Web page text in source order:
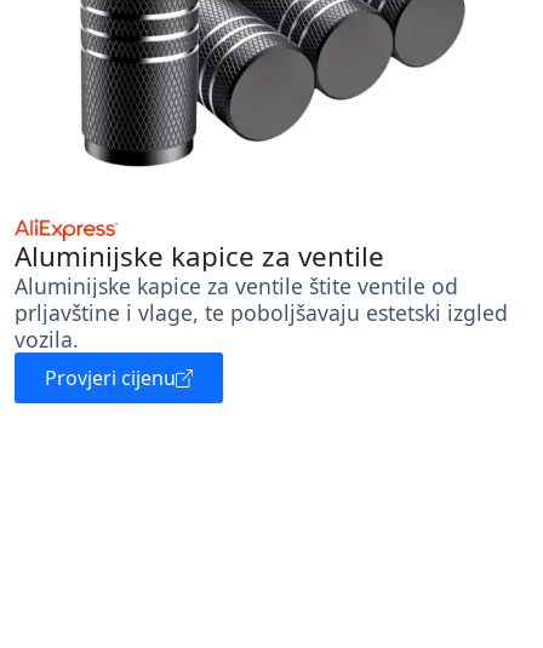
Aluminijske kapice za ventile
Aluminijske kapice za ventile štite ventile od
prljavštine i vlage, te poboljšavaju estetski izgled
vozila.
Provjeri cijenu